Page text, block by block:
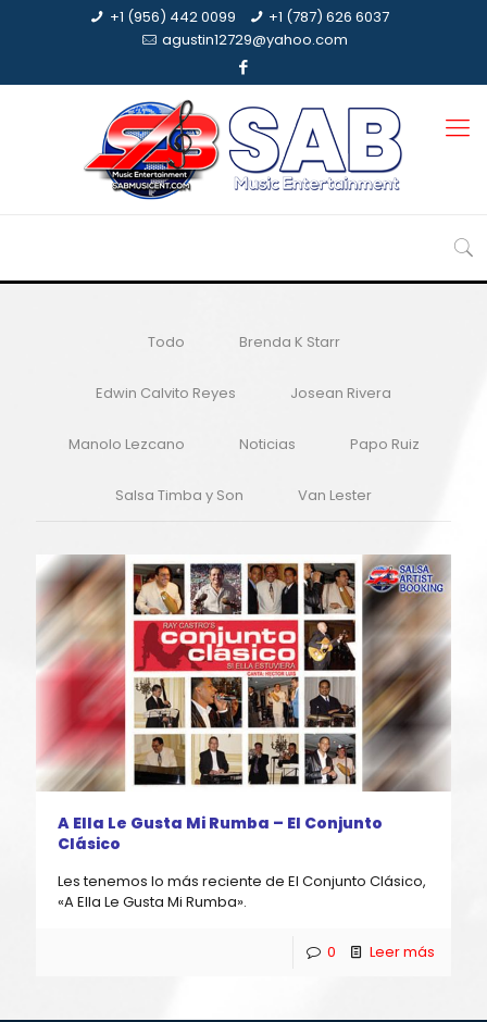
+1 (956) 442 0099
+1 (787) 626 6037
agustin12729@yahoo.com
Todo Brenda K Starr
Edwin Calvito Reyes Josean Rivera
Manolo Lezcano Noticias Papo Ruiz
Salsa Timba y Son Van Lester
A Ella Le Gusta Mi Rumba – El Conjunto
Clásico
Les tenemos lo más reciente de El Conjunto Clásico,
«A Ella Le Gusta Mi Rumba».
0 Leer más